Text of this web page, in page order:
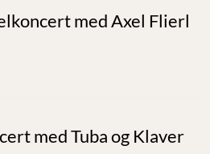
med Axel Flierl
med Tuba og Klaver